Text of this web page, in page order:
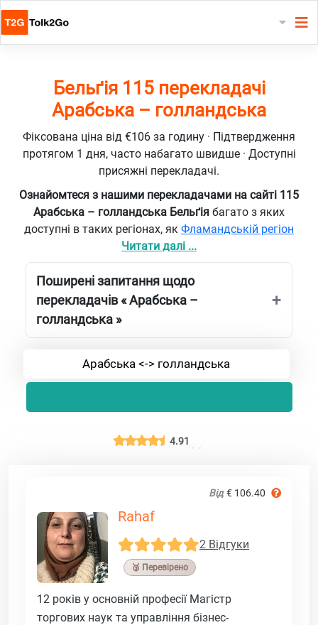
Бельґія 115 перекладачі
Арабська – голландська
Фіксована ціна від €106 за годину · Підтвердження
протягом 1 дня, часто набагато швидше · Доступні
присяжні перекладачі.
Ознайомтеся з нашими перекладачами на сайті 115
Арабська – голландська Бельґія багато з яких
доступні в таких регіонах, як Фламандській регіон
Читати далі ...
Поширені запитання щодо
перекладачів « Арабська –
голландська »
Арабська <-> голландська
4.91
Від € 106.40
Rahaf
2 Відгуки
🥉 Перевірено
12 років у основній професії Магістр
торгових наук та управління бізнес-